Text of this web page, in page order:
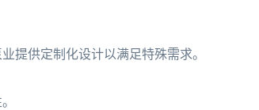
提供定制化设计以满足特殊需求。